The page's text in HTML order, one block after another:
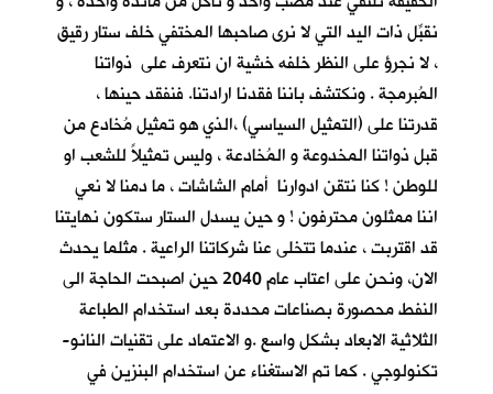
نقبِّل ذات اليد التي لا نرى صاحبها المختفي خلف ستار رقيق
، لا نجرؤ على النظر خلفه خشية ان نتعرف على ذواتنا
المُبرمجة . ونكتشف باننا فقدنا ارادتنا. فنفقد حينها ،
قدرتنا على (التمثيل السياسي) ،الذي هو تمثيل مُخادع من
قبل ذواتنا المخدوعة و المُخادعة ، وليس تمثيلاً للشعب او
للوطن ! كنا نتقن ادوارنا أمام الشاشات ، ما دمنا لا نعي
اننا ممثلون محترفون ! و حين يسدل الستار ستكون نهايتنا
قد اقتربت ، عندما تتخلى عنا شركاتنا الراعية . مثلما يحدث
الان، ونحن على اعتاب عام 2040 حين اصبحت الحاجة الى
النفط محصورة بصناعات محددة بعد استخدام الطباعة
الثلاثية الابعاد بشكل واسع .و الاعتماد على تقنيات النانو-
تكنولوجي . كما تم الاستغناء عن استخدام البنزين في